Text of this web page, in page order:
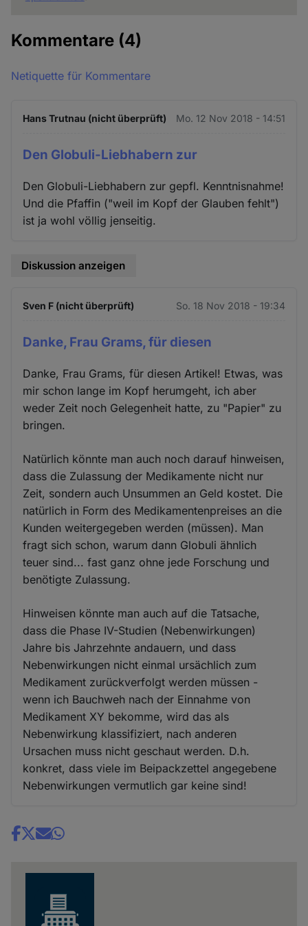
Kommentare (4)
Netiquette für Kommentare
Hans Trutnau (nicht überprüft) Mo. 12 Nov 2018 - 14:51
Den Globuli-Liebhabern zur
Den Globuli-Liebhabern zur gepfl. Kenntnisnahme!
Und die Pfaffin ("weil im Kopf der Glauben fehlt")
ist ja wohl völlig jenseitig.
Diskussion anzeigen
Sven F (nicht überprüft) So. 18 Nov 2018 - 19:34
Danke, Frau Grams, für diesen
Danke, Frau Grams, für diesen Artikel! Etwas, was
mir schon lange im Kopf herumgeht, ich aber
weder Zeit noch Gelegenheit hatte, zu "Papier" zu
bringen.
Natürlich könnte man auch noch darauf hinweisen,
dass die Zulassung der Medikamente nicht nur
Zeit, sondern auch Unsummen an Geld kostet. Die
natürlich in Form des Medikamentenpreises an die
Kunden weitergegeben werden (müssen). Man
fragt sich schon, warum dann Globuli ähnlich
teuer sind... fast ganz ohne jede Forschung und
benötigte Zulassung.
Hinweisen könnte man auch auf die Tatsache,
dass die Phase IV-Studien (Nebenwirkungen)
Jahre bis Jahrzehnte andauern, und dass
Nebenwirkungen nicht einmal ursächlich zum
Medikament zurückverfolgt werden müssen -
wenn ich Bauchweh nach der Einnahme von
Medikament XY bekomme, wird das als
Nebenwirkung klassifiziert, nach anderen
Ursachen muss nicht geschaut werden. D.h.
konkret, dass viele im Beipackzettel angegebene
Nebenwirkungen vermutlich gar keine sind!
Share